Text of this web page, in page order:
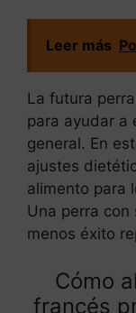
Leer más
La futura
para ayudar a
general. En
ajustes
alimento para
Una perra
menos éxito
Cómo
francés